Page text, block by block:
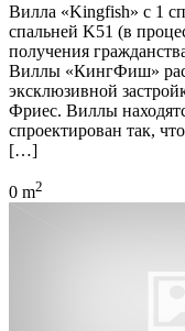
Вилла «Kingfish» с 1
спальней K51 (в
получения
Виллы «КингФиш»
эксклюзивной
Фриес. Виллы
спроектирован так,
[…]
0 m2